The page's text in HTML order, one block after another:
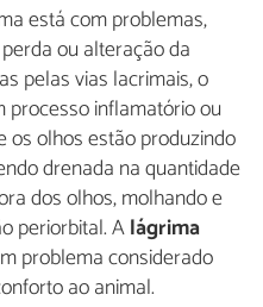
está com problemas,
ou alteração da
pelas vias lacrimais, o
processo inflamatório ou
os olhos estão produzindo
drenada na quantidade
dos olhos, molhando e
periorbital. Alágrima
problema considerado
ao animal.